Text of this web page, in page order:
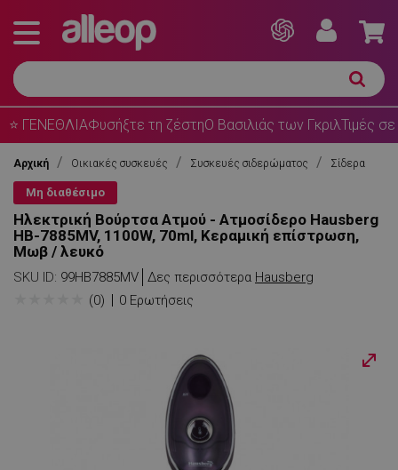
⭐ ΓΕΝΕΘΛΙΑΦυσήξτε τη ζέστηΟ Βασιλιάς των ΓκριλΤιμές σε
Αρχική Οικιακές συσκευές Συσκευές σιδερώματος Σίδερα
Μη διαθέσιμο
Ηλεκτρική Βούρτσα Ατμού - Ατμοσίδερο Hausberg
HB-7885MV, 1100W, 70ml, Κεραμική επίστρωση,
Μωβ / λευκό
SKU ID: 99HB7885MV Δες περισσότερα Hausberg
(0) 0 Ερωτήσεις